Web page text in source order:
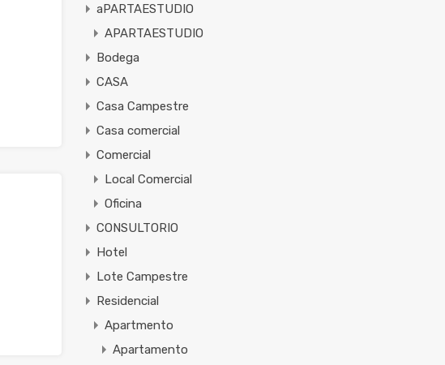
aPARTAESTUDIO
APARTAESTUDIO
Bodega
CASA
Casa Campestre
Casa comercial
Comercial
Local Comercial
Oficina
CONSULTORIO
Hotel
Lote Campestre
Residencial
Apartmento
Apartamento